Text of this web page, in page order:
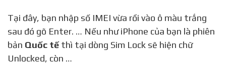
Tại đây, bạn nhập số IMEI vừa rồi vào ô màu trắng
sau đó gõ Enter. … Nếu như iPhone của bạn là phiên
bản Quốc tếthì tại dòng Sim Lock sẽ hiện chữ
Unlocked, còn …